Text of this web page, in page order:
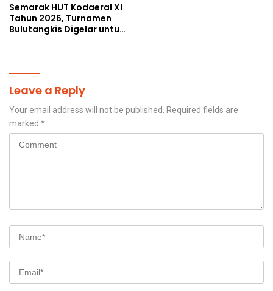
Semarak HUT Kodaeral XI
Tahun 2026, Turnamen
Bulutangkis Digelar untuk
Leave a Reply
Your email address will not be published.
Required fields are
marked *